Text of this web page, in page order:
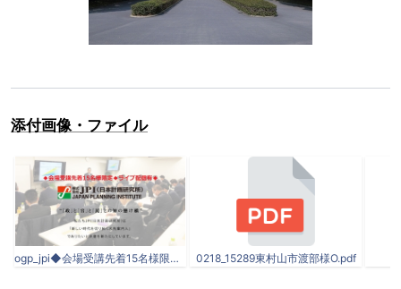
添付画像・ファイル
ogp_jpi◆会場受講先着15名様限定◆ライブ配信有◆.jpg 0218_15289東村山市渡部様O.pdf